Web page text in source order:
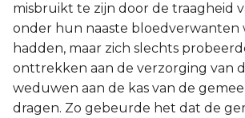
misbruikt te zijn door de traagheid
onder hun naaste bloedverwanten
hadden, maar zich slechts
onttrekken aan de verzorging van
weduwen aan de kas van de
dragen. Zo gebeurde het dat de